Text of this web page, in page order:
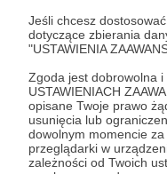
Jeśli chcesz
dotyczące zbierania
"USTAWIENIA
Zgoda jest dobrowolna
USTAWIENIACH
opisane Twoje prawo
usunięcia lub
dowolnym momencie
przeglądarki w
zależności od Twoich
Patroni: 0
50 zł
Stajesz się